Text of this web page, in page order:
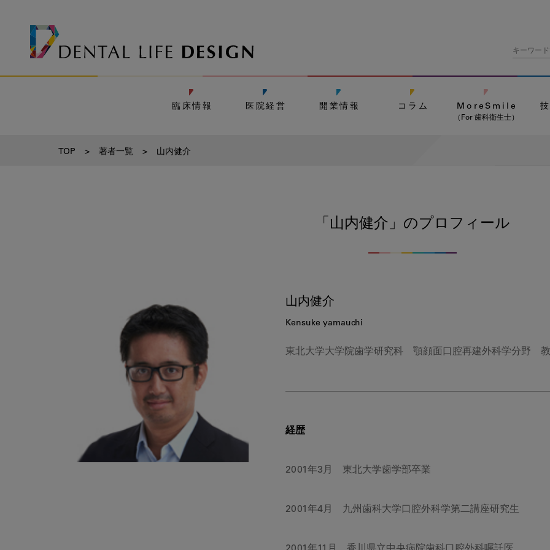
臨床情報 医院経営 開業情報 コラム MoreSmile
（For 歯科衛生士）
TOP > 著者一覧 > 山内健介
「山内健介」のプロフィール
山内健介
Kensuke yamauchi
東北大学大学院歯学研究科 顎顔面口腔再建外科学分野
経歴
2001年3月 東北大学歯学部卒業
2001年4月 九州歯科大学口腔外科学第二講座研究生